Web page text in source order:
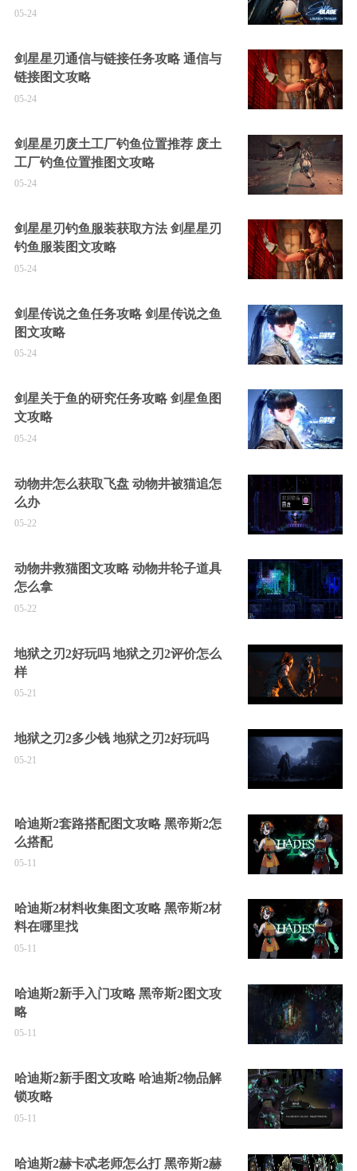
05-24
剑星星刃通信与链接任务攻略 通信与
链接图文攻略
05-24
剑星星刃废土工厂钓鱼位置推荐 废土
工厂钓鱼位置推图文攻略
05-24
剑星星刃钓鱼服装获取方法 剑星星刃
钓鱼服装图文攻略
05-24
剑星传说之鱼任务攻略 剑星传说之鱼
图文攻略
05-24
剑星关于鱼的研究任务攻略 剑星鱼图
文攻略
05-24
动物井怎么获取飞盘 动物井被猫追怎
么办
05-22
动物井救猫图文攻略 动物井轮子道具
怎么拿
05-22
地狱之刃2好玩吗 地狱之刃2评价怎么
样
05-21
地狱之刃2多少钱 地狱之刃2好玩吗
05-21
哈迪斯2套路搭配图文攻略 黑帝斯2怎
么搭配
05-11
哈迪斯2材料收集图文攻略 黑帝斯2材
料在哪里找
05-11
哈迪斯2新手入门攻略 黑帝斯2图文攻
略
05-11
哈迪斯2新手图文攻略 哈迪斯2物品解
锁攻略
05-11
哈迪斯2赫卡忒老师怎么打 黑帝斯2赫